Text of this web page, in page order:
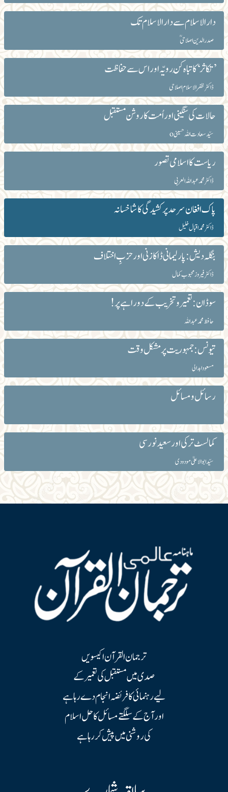
دارالاسلام سے دارالاسلام تک
صدر الدین اصلاحیؒ
’تکاثر‘ کا تباہ کُن رویّہ اور اس سے حفاظت
ڈاکٹر ظفرالاسلام اصلاحی
حالات کی سنگینی اور اُمت کا روشن مستقبل
سیّد سعادت اللہ حسینیo
ریاست کا اسلامی تصور
ڈاکٹر محمد عبداللہ العربی
پاک افغان سرحد پر کشیدگی کا شاخسانہ
ڈاکٹر محمد اقبال خلیل
بنگلہ دیش: پارلیمانی ڈاکا زنی اور حزبِ اختلاف
ڈاکٹر فیروز محبوب کمال
سوڈان: تعمیروتخریب کے دوراہے پر!
حافظ محمدعبداللہ
تیونس:جمہوریت پر مشکل وقت
مسعود ابدالی
رسائل و مسائل
کمالسٹ ترکی اور سعید نورسی
سیّد ابوالاعلیٰ مودودی
ترجمان القرآن اکیسویں
صدی میں مستقبل کی تعمیر کے
لیے رہنمائی کا فریضہ انجام دے رہا ہے
اور آج کے سلگتے مسائل کا حل اسلام
کی روشنی میں پیش کر رہا ہے